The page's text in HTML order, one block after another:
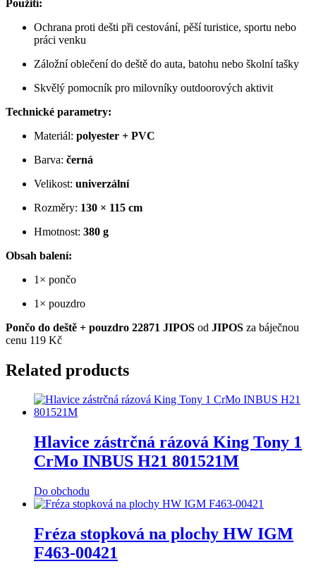
Použití:
Ochrana proti dešti při cestování, pěší turistice, sportu nebo
práci venku
Záložní oblečení do deště do auta, batohu nebo školní tašky
Skvělý pomocník pro milovníky outdoorových aktivit
Technické parametry:
Materiál: polyester + PVC
Barva: černá
Velikost: univerzální
Rozměry: 130 × 115 cm
Hmotnost: 380 g
Obsah balení:
1× pončo
1× pouzdro
Pončo do deště + pouzdro 22871 JIPOS od JIPOS za báječnou
cenu 119 Kč
Related products
Hlavice zástrčná rázová King Tony 1
CrMo INBUS H21 801521M
Do obchodu
Fréza stopková na plochy HW IGM
F463-00421